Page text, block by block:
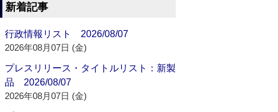
新着記事
行政情報リスト 2026/08/07
2026年08月07日 (金)
プレスリリース・タイトルリスト：新製
品 2026/08/07
2026年08月07日 (金)